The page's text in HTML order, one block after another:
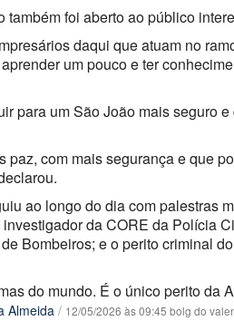
foi aberto ao público
daqui que atuam no
um pouco e ter
para um São João mais seguro
paz, com mais segurança e que
ao longo do dia com palestras
da CORE da Polícia
Bombeiros; e o perito criminal
do mundo. É o único perito da
Almeida / 12/05/2026 às 09:45 bolg do